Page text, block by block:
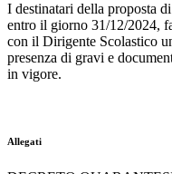
I destinatari della proposta
entro il giorno 31/12/2024,
con il Dirigente Scolastico
presenza di gravi e
in vigore.
Allegati